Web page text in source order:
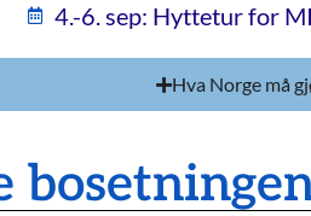
4.-6. sep: Hyttetur for
Hva Norge må